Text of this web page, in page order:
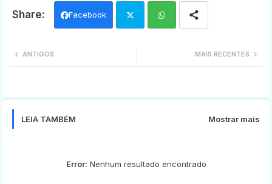
Facebook
MAIS RECENTES
ANTIGOS
LEIA TAMBÉM Mostrar mais
Error: Nenhum resultado encontrado